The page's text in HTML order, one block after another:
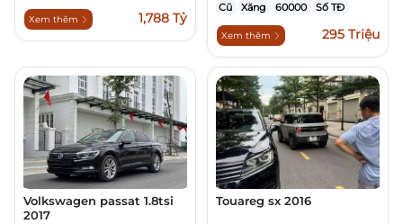
Xem thêm 1,788 Tỷ
Cũ Xăng 60000 Số TĐ
Xem thêm 295 Triệu
Volkswagen passat 1.8tsi
2017
Touareg sx 2016